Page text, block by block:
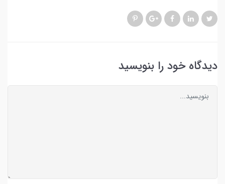
دیدگاه خود را بنویسید